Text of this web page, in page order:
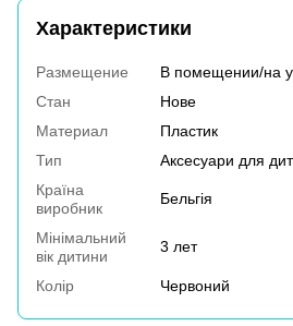
Характеристики
Размещение
В помещении/на
Стан
Нове
Материал
Пластик
Тип
Аксесуари для
Країна
виробник
Бельгія
Мінімальний
вік дитини
3 лет
Колір Червоний